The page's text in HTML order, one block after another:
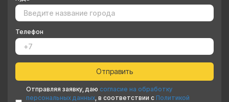
Телефон
Отправляя заявку, даю согласие на обработку
персональных данных, в соответствии с Политикой